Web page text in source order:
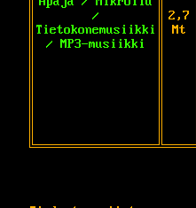
/
Tietokonemusiikki
/ MP3-musiikki
2,7
Mt